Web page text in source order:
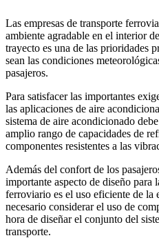
Las empresas de transporte
ambiente agradable en el interior
trayecto es una de las prioridades
sean las condiciones
pasajeros.
Para satisfacer las importantes
las aplicaciones de aire
sistema de aire acondicionado
amplio rango de capacidades de
componentes resistentes a las
Además del confort de los
importante aspecto de diseño para
ferroviario es el uso eficiente de la
necesario considerar el uso de
hora de diseñar el conjunto del
transporte.